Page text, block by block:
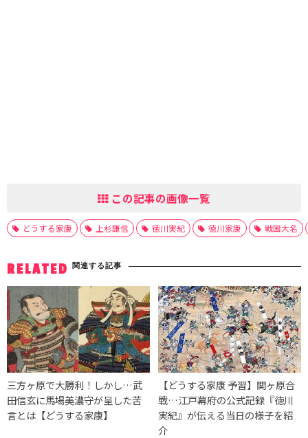
この記事の画像一覧
どうする家康 上杉謙信 徳川実紀 徳川家康 戦国大名
RELATED 関連する記事
三方ヶ原で大勝利！しかし…武
田信玄に馬場美濃守が呈した苦
言とは【どうする家康】
【どうする家康 予習】関ヶ原合
戦…江戸幕府の公式記録『徳川
実紀』が伝える当日の様子を紹
介